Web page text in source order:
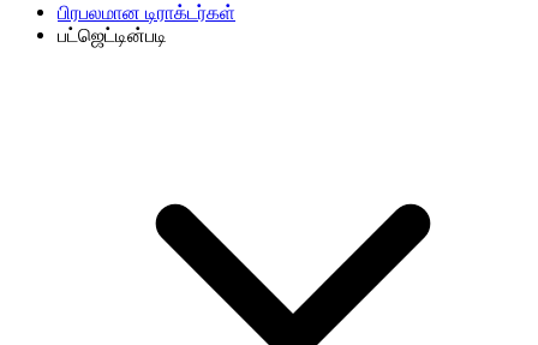
பிரபலமான டிராக்டர்கள்
பட்ஜெட்டின்படி